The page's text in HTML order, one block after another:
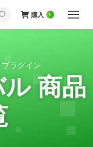
購入 0
ラグイン
商品